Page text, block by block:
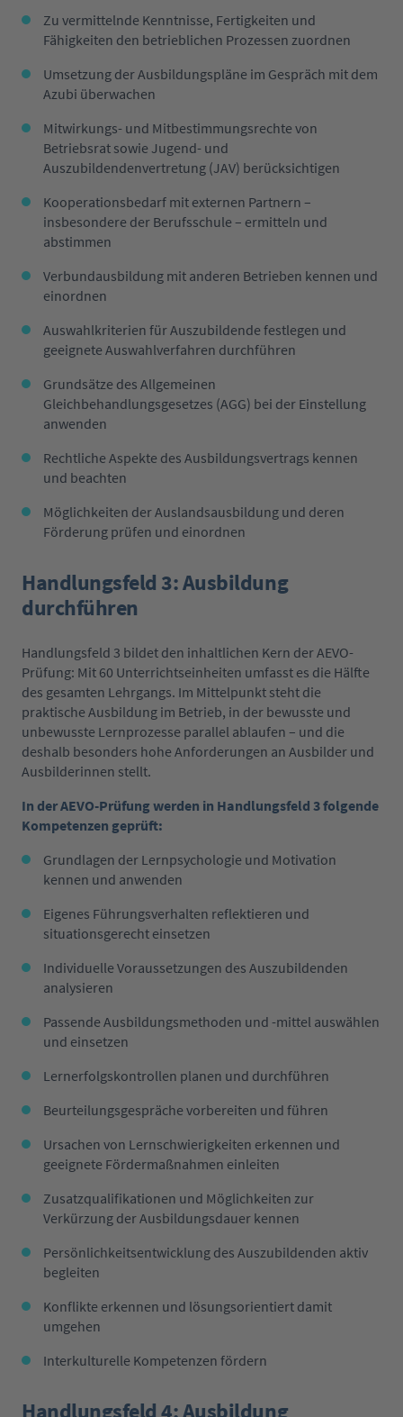
Zu vermittelnde Kenntnisse, Fertigkeiten und
Fähigkeiten den betrieblichen Prozessen zuordnen
Umsetzung der Ausbildungspläne im Gespräch mit dem
Azubi überwachen
Mitwirkungs- und Mitbestimmungsrechte von
Betriebsrat sowie Jugend- und
Auszubildendenvertretung (JAV) berücksichtigen
Kooperationsbedarf mit externen Partnern –
insbesondere der Berufsschule – ermitteln und
abstimmen
Verbundausbildung mit anderen Betrieben kennen und
einordnen
Auswahlkriterien für Auszubildende festlegen und
geeignete Auswahlverfahren durchführen
Grundsätze des Allgemeinen
Gleichbehandlungsgesetzes (AGG) bei der Einstellung
anwenden
Rechtliche Aspekte des Ausbildungsvertrags kennen
und beachten
Möglichkeiten der Auslandsausbildung und deren
Förderung prüfen und einordnen
Handlungsfeld 3: Ausbildung
durchführen
Handlungsfeld 3 bildet den inhaltlichen Kern der AEVO-
Prüfung: Mit 60 Unterrichtseinheiten umfasst es die Hälfte
des gesamten Lehrgangs. Im Mittelpunkt steht die
praktische Ausbildung im Betrieb, in der bewusste und
unbewusste Lernprozesse parallel ablaufen – und die
deshalb besonders hohe Anforderungen an Ausbilder und
Ausbilderinnen stellt.
In der AEVO-Prüfung werden in Handlungsfeld 3 folgende
Kompetenzen geprüft:
Grundlagen der Lernpsychologie und Motivation
kennen und anwenden
Eigenes Führungsverhalten reflektieren und
situationsgerecht einsetzen
Individuelle Voraussetzungen des Auszubildenden
analysieren
Passende Ausbildungsmethoden und -mittel auswählen
und einsetzen
Lernerfolgskontrollen planen und durchführen
Beurteilungsgespräche vorbereiten und führen
Ursachen von Lernschwierigkeiten erkennen und
geeignete Fördermaßnahmen einleiten
Zusatzqualifikationen und Möglichkeiten zur
Verkürzung der Ausbildungsdauer kennen
Persönlichkeitsentwicklung des Auszubildenden aktiv
begleiten
Konflikte erkennen und lösungsorientiert damit
umgehen
Interkulturelle Kompetenzen fördern
Handlungsfeld 4: Ausbildung